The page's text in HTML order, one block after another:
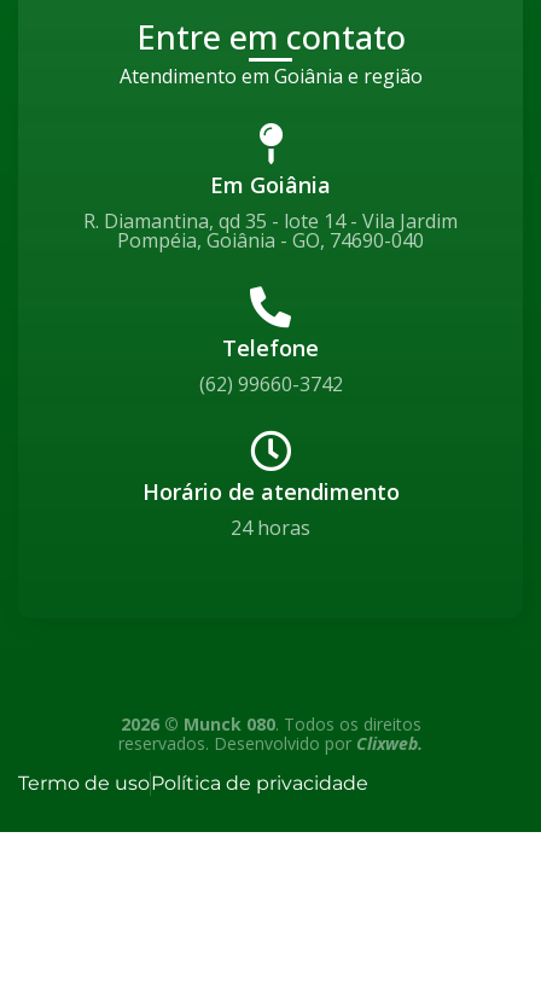
Entre em contato
Atendimento em Goiânia e região
Em Goiânia
R. Diamantina, qd 35 - lote 14 - Vila Jardim
Pompéia, Goiânia - GO, 74690-040
Telefone
(62) 99660-3742
Horário de atendimento
24 horas
2026 © Munck 080. Todos os direitos
reservados. Desenvolvido por Clixweb.
Termo de usoPolítica de privacidade